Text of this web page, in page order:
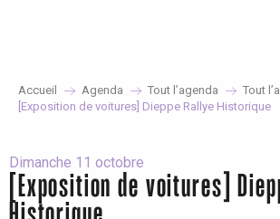
Accueil Agenda Tout l’agenda
Tout
[Exposition de voitures] Dieppe Rallye Historique
Dimanche 11 octobre
[Exposition de voitures]